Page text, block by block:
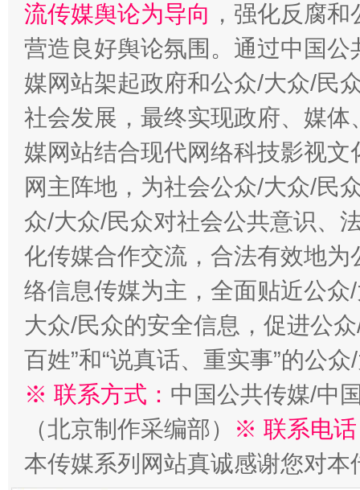
千年窑火 生生不息
揭开“小金库”的免责幌子
受贿1.44亿！段成刚被判无期 从幼
流传媒舆论为导向 ，强化反腐
营造良好舆论氛围。通过中国
媒网站架起政府和公众/大众/民
社会发展，最终实现政府、媒
媒网站结合现代网络科技影视
网主阵地，为社会公众/大众/民
众/大众/民众对社会公共意识、
化传媒合作交流，合法有效地
络信息传媒为主，全面贴近公
大众/民众的安全信息，促进公
百姓”和“说真话、重实事”的公
※ 联系方式： 中国公共传媒/中
（北京制作采编部）
※ 联系电
本传媒系列网站真诚感谢您对